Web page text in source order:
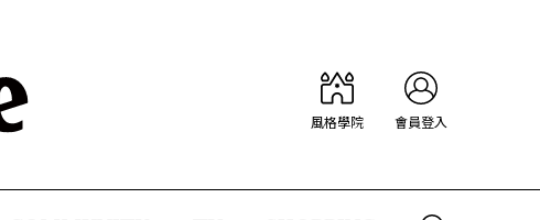
風格學院 會員登入